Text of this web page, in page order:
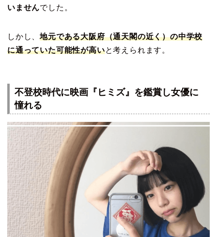
いませんでした。
しかし、地元である大阪府（通天閣の近く）の中学校
に通っていた可能性が高いと考えられます。
不登校時代に映画『ヒミズ』を鑑賞し女優に
憧れる